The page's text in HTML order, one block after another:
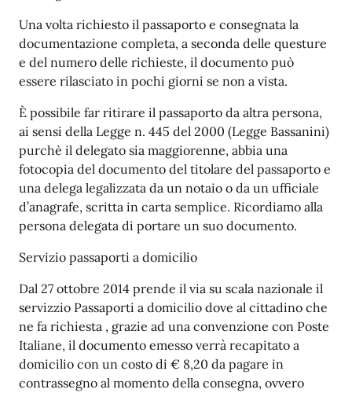
Una volta richiesto il passaporto e consegnata la
documentazione completa, a seconda delle questure
e del numero delle richieste, il documento può
essere rilasciato in pochi giorni se non a vista.
È possibile far ritirare il passaporto da altra persona,
ai sensi della Legge n. 445 del 2000 (Legge Bassanini)
purchè il delegato sia maggiorenne, abbia una
fotocopia del documento del titolare del passaporto e
una delega legalizzata da un notaio o da un ufficiale
d’anagrafe, scritta in carta semplice. Ricordiamo alla
persona delegata di portare un suo documento.
Servizio passaporti a domicilio
Dal 27 ottobre 2014 prende il via su scala nazionale il
servizzio Passaporti a domicilio dove al cittadino che
ne fa richiesta , grazie ad una convenzione con Poste
Italiane, il documento emesso verrà recapitato a
domicilio con un costo di € 8,20 da pagare in
contrassegno al momento della consegna, ovvero